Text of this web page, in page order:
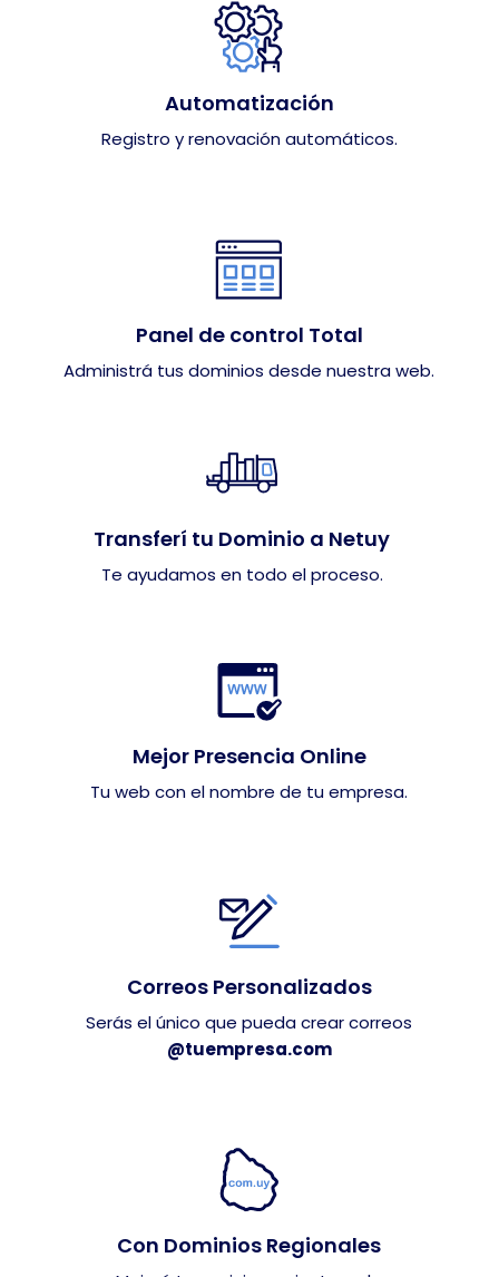
Automatización
Registro y renovación automáticos.
Panel de control Total
Administrá tus dominios desde nuestra web.
Transferí tu Dominio a Netuy
Te ayudamos en todo el proceso.
Mejor Presencia Online
Tu web con el nombre de tu empresa.
Correos Personalizados
Serás el único que pueda crear correos
@tuempresa.com
Con Dominios Regionales